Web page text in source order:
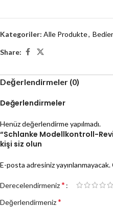
Kategoriler: Alle Produkte,
Share:
Değerlendirmeler (0)
Değerlendirmeler
Henüz değerlendirme yapılmadı.
“Schlanke Modellkontroll-
kişi siz olun
E-posta adresiniz yayınlanmayacak.
Derecelendirmeniz*
Değerlendirmeniz*